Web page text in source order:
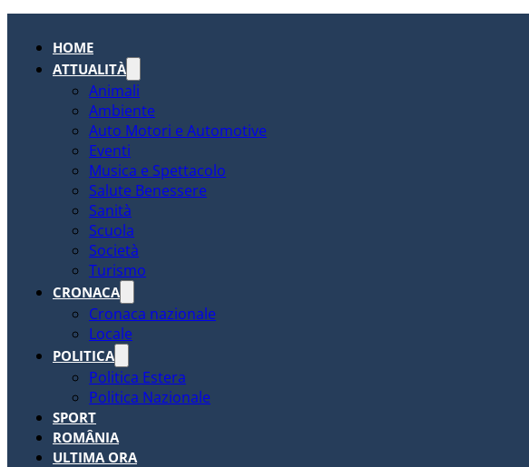
HOME
ATTUALITÀ
Animali
Ambiente
Auto Motori e Automotive
Eventi
Musica e Spettacolo
Salute Benessere
Sanità
Scuola
Società
Turismo
CRONACA
Cronaca nazionale
Locale
POLITICA
Politica Estera
Politica Nazionale
SPORT
ROMÂNIA
ULTIMA ORA